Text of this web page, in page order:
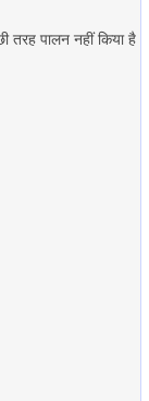
तरह पालन नहीं किया है